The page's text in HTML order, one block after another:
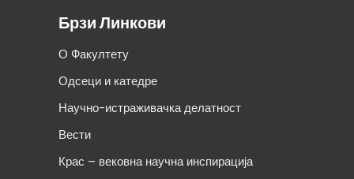
Брзи Линкови
О Факултету
Одсеци и катедре
Научно-истраживачка делатност
Вести
Крас – вековна научна инспирација